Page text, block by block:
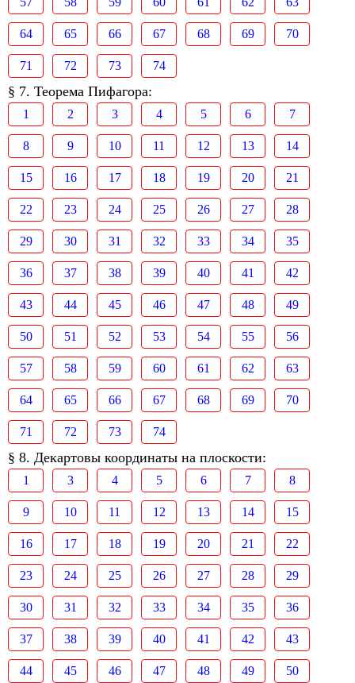
64 65 66 67 68 69 70
71 72 73 74
§ 7. Теорема Пифагора:
1 2 3 4 5 6 7
8 9 10 11 12 13 14
15 16 17 18 19 20 21
22 23 24 25 26 27 28
29 30 31 32 33 34 35
36 37 38 39 40 41 42
43 44 45 46 47 48 49
50 51 52 53 54 55 56
57 58 59 60 61 62 63
64 65 66 67 68 69 70
71 72 73 74
§ 8. Декартовы координаты на плоскости:
1 3 4 5 6 7 8
9 10 11 12 13 14 15
16 17 18 19 20 21 22
23 24 25 26 27 28 29
30 31 32 33 34 35 36
37 38 39 40 41 42 43
44 45 46 47 48 49 50